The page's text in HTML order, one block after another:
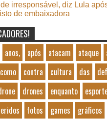
irresponsável, diz Lula
de embaixadora
anos, após atacam ataque
como contra cultura das
drones enquanto
fotos games gráficos